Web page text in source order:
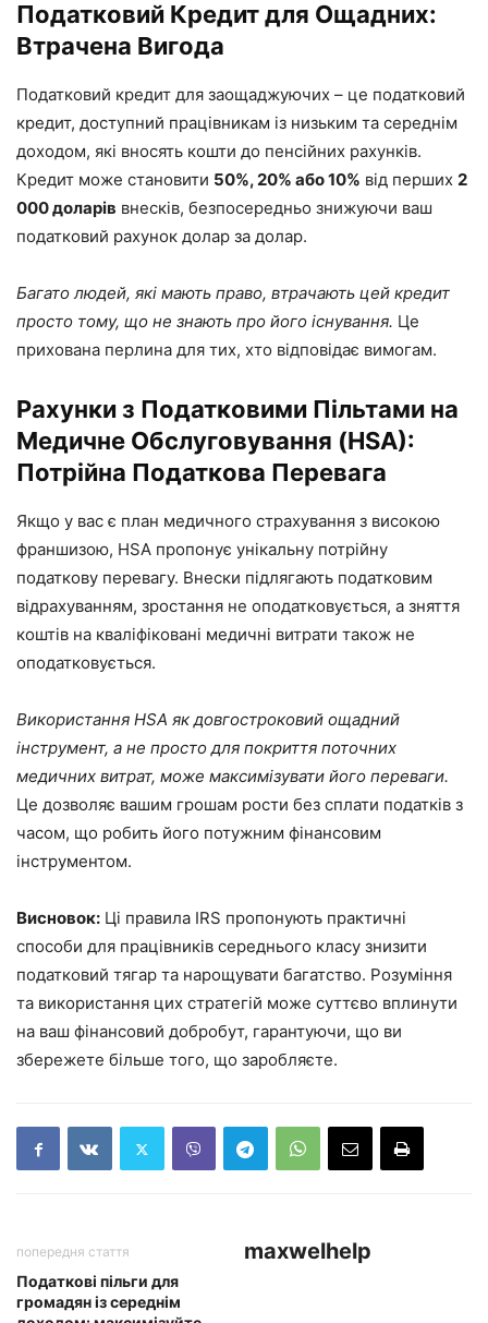
Податковий Кредит для Ощадних:
Втрачена Вигода
Податковий кредит для заощаджуючих – це податковий
кредит, доступний працівникам із низьким та середнім
доходом, які вносять кошти до пенсійних рахунків.
Кредит може становити 50%, 20% або 10% від перших 2
000 доларів внесків, безпосередньо знижуючи ваш
податковий рахунок долар за долар.
Багато людей, які мають право, втрачають цей кредит
просто тому, що не знають про його існування. Це
прихована перлина для тих, хто відповідає вимогам.
Рахунки з Податковими Пільтами на
Медичне Обслуговування (HSA):
Потрійна Податкова Перевага
Якщо у вас є план медичного страхування з високою
франшизою, HSA пропонує унікальну потрійну
податкову перевагу. Внески підлягають податковим
відрахуванням, зростання не оподатковується, а зняття
коштів на кваліфіковані медичні витрати також не
оподатковується.
Використання HSA як довгостроковий ощадний
інструмент, а не просто для покриття поточних
медичних витрат, може максимізувати його переваги.
Це дозволяє вашим грошам рости без сплати податків з
часом, що робить його потужним фінансовим
інструментом.
Висновок: Ці правила IRS пропонують практичні
способи для працівників середнього класу знизити
податковий тягар та нарощувати багатство. Розуміння
та використання цих стратегій може суттєво вплинути
на ваш фінансовий добробут, гарантуючи, що ви
збережете більше того, що заробляєте.
попередня стаття
Податкові пільги для
громадян із середнім
maxwelhelp